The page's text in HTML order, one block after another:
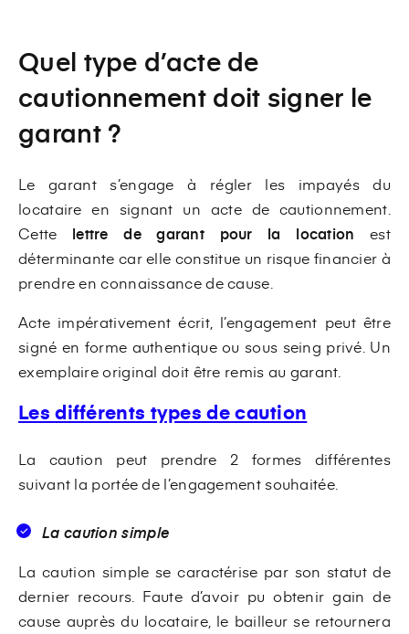
Quel type d’acte de
cautionnement doit signer le
garant ?
Le garant s’engage à régler les impayés du
locataire en signant un acte de cautionnement.
Cette lettre de garant pour la location est
déterminante car elle constitue un risque financier à
prendre en connaissance de cause.
Acte impérativement écrit, l’engagement peut être
signé en forme authentique ou sous seing privé. Un
exemplaire original doit être remis au garant.
Les différents types de caution
La caution peut prendre 2 formes différentes
suivant la portée de l’engagement souhaitée.
La caution simple
La caution simple se caractérise par son statut de
dernier recours. Faute d’avoir pu obtenir gain de
cause auprès du locataire, le bailleur se retournera